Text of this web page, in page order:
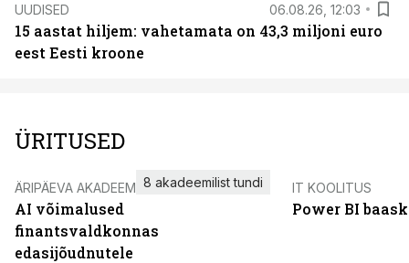
UUDISED 06.08.26, 12:03
15 aastat hiljem: vahetamata on 43,3 miljoni euro
eest Eesti kroone
ÜRITUSED
ÄRIPÄEVA AKADEEMIA
AI võimalused
finantsvaldkonnas
edasijõudnutele
8 akadeemilist tundi IT KOOLITUS
Power BI